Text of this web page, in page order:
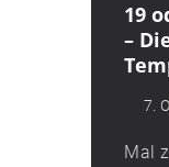
19
–
7.
Mal